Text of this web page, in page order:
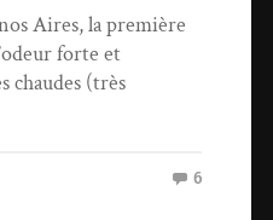
Aires, la première
forte et
chaudes (très
6